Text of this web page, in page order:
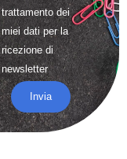
trattamentodei
miei dati per la
ricezione di
newsletter
Invia